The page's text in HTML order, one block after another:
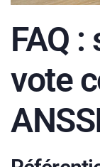
FAQ
vote